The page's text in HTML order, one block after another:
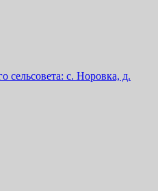
сельсовета: с. Норовка, д.